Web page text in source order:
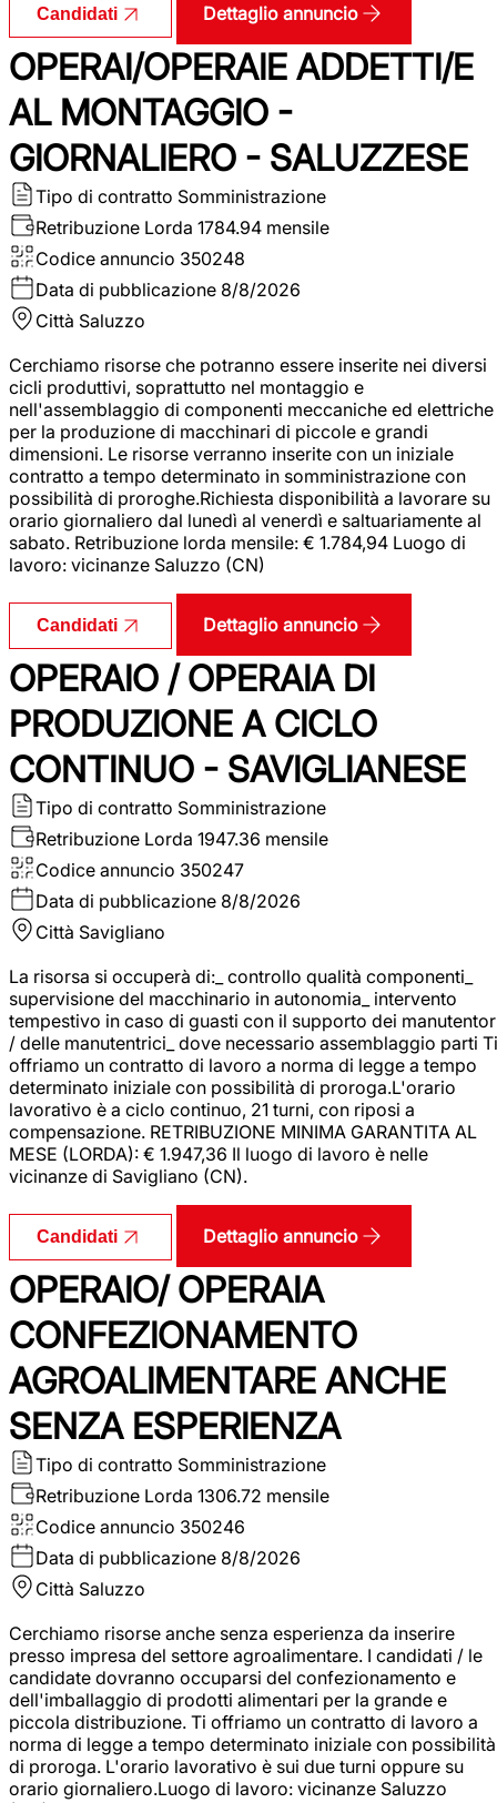
Candidati Dettaglio annuncio
OPERAI/OPERAIE ADDETTI/E
AL MONTAGGIO -
GIORNALIERO - SALUZZESE
Tipo di contratto Somministrazione
Retribuzione Lorda 1784.94 mensile
Codice annuncio 350248
Data di pubblicazione 8/8/2026
Città Saluzzo
Cerchiamo risorse che potranno essere inserite nei diversi
cicli produttivi, soprattutto nel montaggio e
nell'assemblaggio di componenti meccaniche ed elettriche
per la produzione di macchinari di piccole e grandi
dimensioni. Le risorse verranno inserite con un iniziale
contratto a tempo determinato in somministrazione con
possibilità di proroghe.Richiesta disponibilità a lavorare su
orario giornaliero dal lunedì al venerdì e saltuariamente al
sabato. Retribuzione lorda mensile: € 1.784,94 Luogo di
lavoro: vicinanze Saluzzo (CN)
Candidati Dettaglio annuncio
OPERAIO / OPERAIA DI
PRODUZIONE A CICLO
CONTINUO - SAVIGLIANESE
Tipo di contratto Somministrazione
Retribuzione Lorda 1947.36 mensile
Codice annuncio 350247
Data di pubblicazione 8/8/2026
Città Savigliano
La risorsa si occuperà di:_ controllo qualità componenti_
supervisione del macchinario in autonomia_ intervento
tempestivo in caso di guasti con il supporto dei
/ delle manutentrici_ dove necessario assemblaggio parti Ti
offriamo un contratto di lavoro a norma di legge a tempo
determinato iniziale con possibilità di proroga.L'orario
lavorativo è a ciclo continuo, 21 turni, con riposi a
compensazione. RETRIBUZIONE MINIMA GARANTITA AL
MESE (LORDA): € 1.947,36 Il luogo di lavoro è nelle
vicinanze di Savigliano (CN).
Candidati Dettaglio annuncio
OPERAIO/ OPERAIA
CONFEZIONAMENTO
AGROALIMENTARE ANCHE
SENZA ESPERIENZA
Tipo di contratto Somministrazione
Retribuzione Lorda 1306.72 mensile
Codice annuncio 350246
Data di pubblicazione 8/8/2026
Città Saluzzo
Cerchiamo risorse anche senza esperienza da inserire
presso impresa del settore agroalimentare. I candidati / le
candidate dovranno occuparsi del confezionamento e
dell'imballaggio di prodotti alimentari per la grande e
piccola distribuzione. Ti offriamo un contratto di lavoro a
norma di legge a tempo determinato iniziale con possibilità
di proroga. L'orario lavorativo è sui due turni oppure su
orario giornaliero.Luogo di lavoro: vicinanze Saluzzo